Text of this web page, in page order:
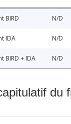
BIRD N/D
IDA N/D
BIRD + IDA N/D
du